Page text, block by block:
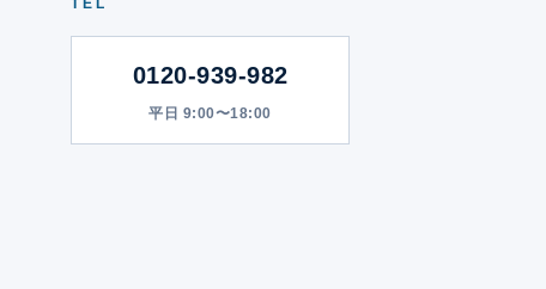
0120-939-982
平日 9:00〜18:00